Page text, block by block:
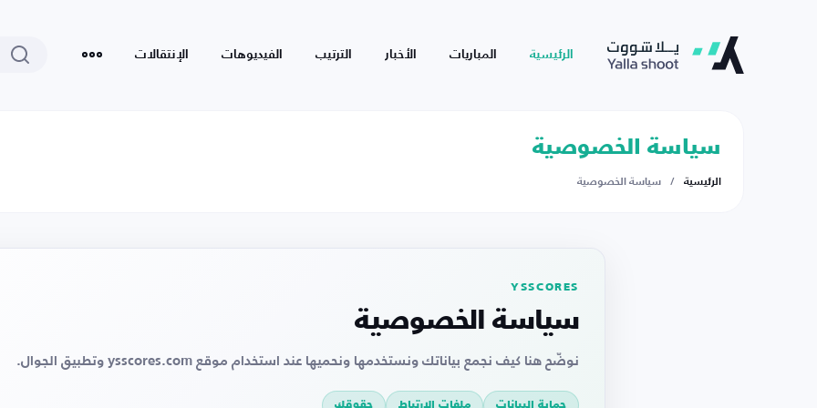
الرئيسية المباريات الأخبار الترتيب الفيديوهات الإنتقالات
سياسة الخصوصية
الرئيسية / سياسة الخصوصية
YSSCORES
سياسة الخصوصية
نوضّح هنا كيف نجمع بياناتك ونستخدمها ونحميها عند استخدام موقع ysscores.com وتطبيق الجوال.
حماية البيانات ملفات الارتباط حقوقك